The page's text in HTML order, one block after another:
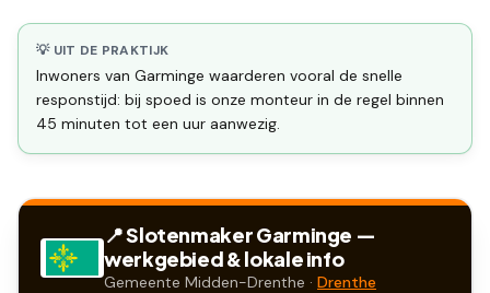
💡 UIT DE PRAKTIJK
Inwoners van Garminge waarderen vooral de snelle
responstijd: bij spoed is onze monteur in de regel binnen
45 minuten tot een uur aanwezig.
📍 SlotenmakerGarminge —
werkgebied & lokale info
Gemeente Midden-Drenthe · Drenthe